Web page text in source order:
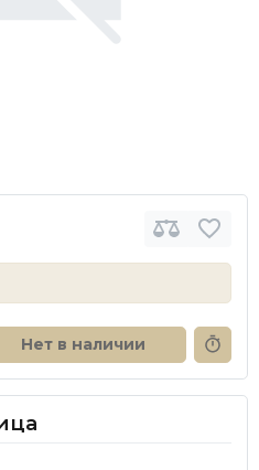
Нет в наличии